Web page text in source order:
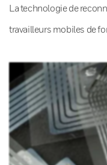
La technologie de
travailleurs mobiles de